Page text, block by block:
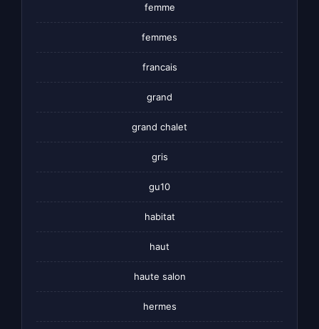
femme
femmes
francais
grand
grand chalet
gris
gu10
habitat
haut
haute salon
hermes